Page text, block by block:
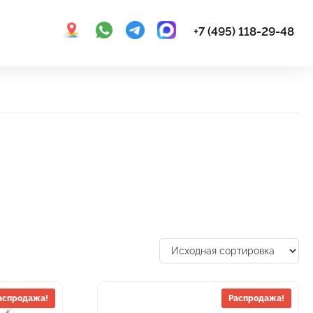
+7 (495) 118-29-48
Распродажа!